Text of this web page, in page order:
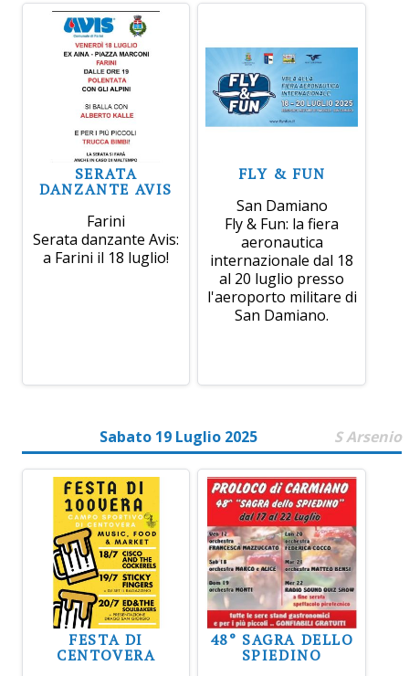
SERATA
DANZANTE AVIS
Farini
Serata danzante Avis:
a Farini il 18 luglio!
FLY & FUN
San Damiano
Fly & Fun: la fiera
aeronautica
internazionale dal 18
al 20 luglio presso
l'aeroporto militare di
San Damiano.
Sabato 19 Luglio 2025 S Arsenio
FESTA DI
CENTOVERA
48° SAGRA DELLO
SPIEDINO